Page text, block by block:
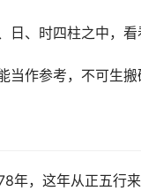
日、时四柱之中，看
当作参考，不可生搬
年，这年从正五行